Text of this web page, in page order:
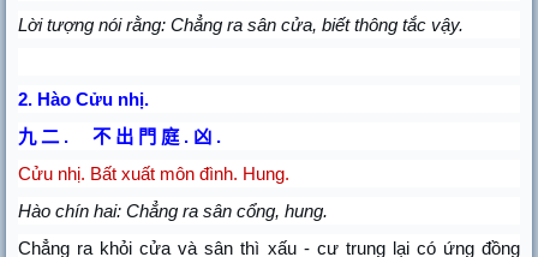
Lời tượng nói rằng: Chẳng ra sân cửa, biết thông tắc vậy.
2. Hào Cửu nhị.
九 二 . 不 出 門 庭 . 凶 .
Cửu nhị. Bất xuất môn đình. Hung.
Hào chín hai: Chẳng ra sân cổng, hung.
Chẳng ra khỏi cửa và sân thì xấu - cư trung lại có ứng đồng